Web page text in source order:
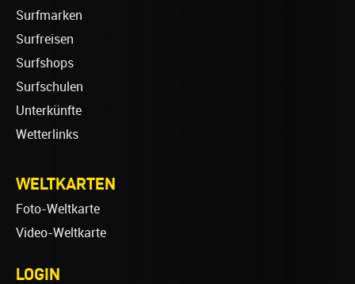
Surfmarken
Surfreisen
Surfshops
Surfschulen
Unterkünfte
Wetterlinks
WELTKARTEN
Foto-Weltkarte
Video-Weltkarte
LOGIN